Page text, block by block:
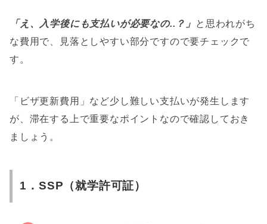
「え、入学後にも支払いが必要なの..？」 と思われがち
な費用で、見落としやすい部分ですので要チェックで
す。
「ビザ更新費用」など少し難しい支払いが発生します
が、滞在する上で重要なポイントなので確認しておき
ましょう。
1．SSP（就学許可証）